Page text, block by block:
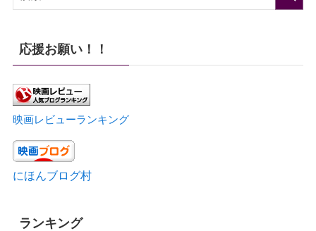
応援お願い！！
映画レビューランキング
にほんブログ村
ランキング